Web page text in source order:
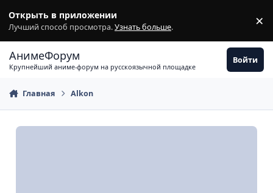
Открыть в приложении
Лучший способ просмотра.Узнать больше. ×
АнимеФорум
Крупнейший аниме-форум на русскоязычной площадке
Войти
Главная Alkon